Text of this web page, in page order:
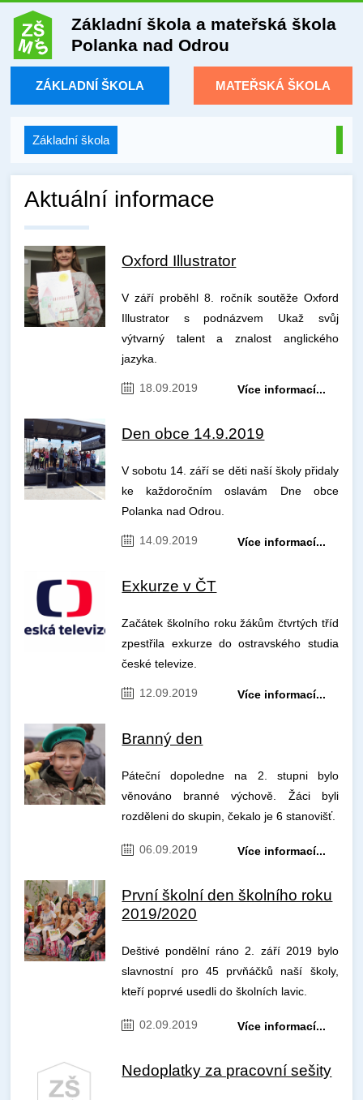
Základní škola a mateřská škola
Polanka nad Odrou
ZÁKLADNÍ ŠKOLA MATEŘSKÁ ŠKOLA
Základní škola
Aktuální informace
Oxford Illustrator
V září proběhl 8. ročník soutěže Oxford
Illustrator s podnázvem Ukaž svůj
výtvarný talent a znalost anglického
jazyka.
18.09.2019 Více informací...
Den obce 14.9.2019
V sobotu 14. září se děti naší školy přidaly
ke každoročním oslavám Dne obce
Polanka nad Odrou.
14.09.2019 Více informací...
Exkurze v ČT
Začátek školního roku žákům čtvrtých tříd
zpestřila exkurze do ostravského studia
české televize.
12.09.2019 Více informací...
Branný den
Páteční dopoledne na 2. stupni bylo
věnováno branné výchově. Žáci byli
rozděleni do skupin, čekalo je 6 stanovišť.
06.09.2019 Více informací...
První školní den školního roku
2019/2020
Deštivé pondělní ráno 2. září 2019 bylo
slavnostní pro 45 prvňáčků naší školy,
kteří poprvé usedli do školních lavic.
02.09.2019 Více informací...
Nedoplatky za pracovní sešity